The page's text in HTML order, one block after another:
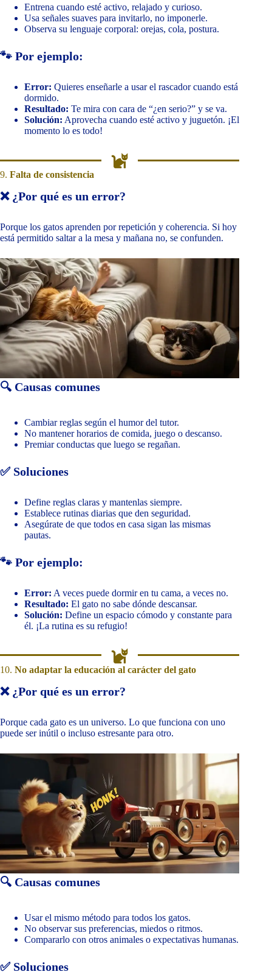
Entrena cuando esté activo, relajado y curioso.
Usa señales suaves para invitarlo, no imponerle.
Observa su lenguaje corporal: orejas, cola, postura.
🐾 Por ejemplo:
Error: Quieres enseñarle a usar el rascador cuando está
dormido.
Resultado: Te mira con cara de “¿en serio?” y se va.
Solución: Aprovecha cuando esté activo y juguetón. ¡El
momento lo es todo!
9. Falta de consistencia
❌ ¿Por qué es un error?
Porque los gatos aprenden por repetición y coherencia. Si hoy
está permitido saltar a la mesa y mañana no, se confunden.
🔍 Causas comunes
Cambiar reglas según el humor del tutor.
No mantener horarios de comida, juego o descanso.
Premiar conductas que luego se regañan.
✅ Soluciones
Define reglas claras y mantenlas siempre.
Establece rutinas diarias que den seguridad.
Asegúrate de que todos en casa sigan las mismas
pautas.
🐾 Por ejemplo:
Error: A veces puede dormir en tu cama, a veces no.
Resultado: El gato no sabe dónde descansar.
Solución: Define un espacio cómodo y constante para
él. ¡La rutina es su refugio!
10. No adaptar la educación al carácter del gato
❌ ¿Por qué es un error?
Porque cada gato es un universo. Lo que funciona con uno
puede ser inútil o incluso estresante para otro.
🔍 Causas comunes
Usar el mismo método para todos los gatos.
No observar sus preferencias, miedos o ritmos.
Compararlo con otros animales o expectativas humanas.
✅ Soluciones